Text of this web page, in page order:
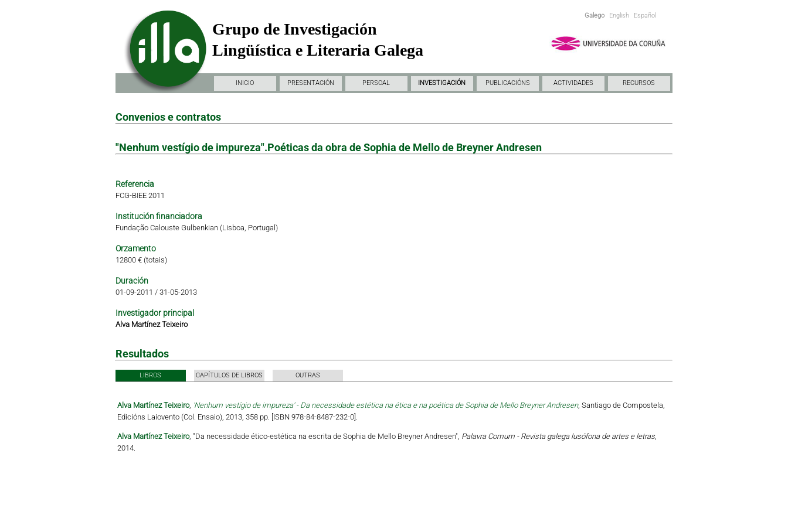
Galego English Español
Grupo de Investigación
Lingüística e Literaria Galega
INICIO PRESENTACIÓN PERSOAL INVESTIGACIÓN PUBLICACIÓNS ACTIVIDADES RECURSOS
Convenios e contratos
"Nenhum vestígio de impureza".Poéticas da obra de Sophia de Mello de Breyner Andresen
Referencia
FCG-BIEE 2011
Institución financiadora
Fundação Calouste Gulbenkian (Lisboa, Portugal)
Orzamento
12800 € (totais)
Duración
01-09-2011 /31-05-2013
Investigador principal
Alva Martínez Teixeiro
Resultados
LIBROS CAPÍTULOS DE LIBROS OUTRAS
Alva Martínez Teixeiro, 'Nenhum vestígio de impureza' - Da necessidade estética na ética e na poética de Sophia de Mello Breyner Andresen, Santiago de Compostela,
Edicións Laiovento (Col. Ensaio), 2013, 358 pp. [ISBN 978-84-8487-232-0].
Alva Martínez Teixeiro, "Da necessidade ético-estética na escrita de Sophia de Mello Breyner Andresen", Palavra Comum - Revista galega lusófona de artes e letras,
2014.